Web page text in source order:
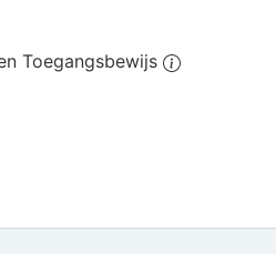
Toegangsbewijs